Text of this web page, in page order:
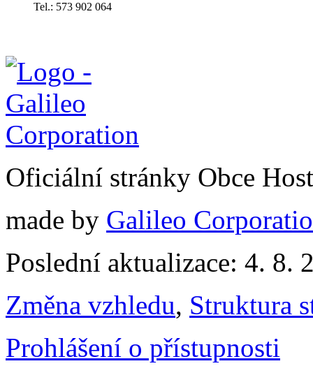
Tel.: 573 902 064
Oficiální stránky Obce
made by Galileo
Poslední aktualizace: 4. 8.
Změna vzhledu, Struktura
Prohlášení o přístupnosti